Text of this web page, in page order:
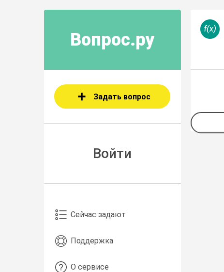
Вопрос.ру
Задать вопрос
Войти
Сейчас задают
Поддержка
О сервисе